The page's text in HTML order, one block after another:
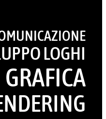
LOGHI
GRAFICA